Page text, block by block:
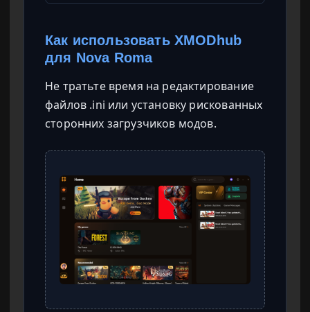
Как использовать XMODhub
для Nova Roma
Не тратьте время на редактирование
файлов .ini или установку рискованных
сторонних загрузчиков модов.